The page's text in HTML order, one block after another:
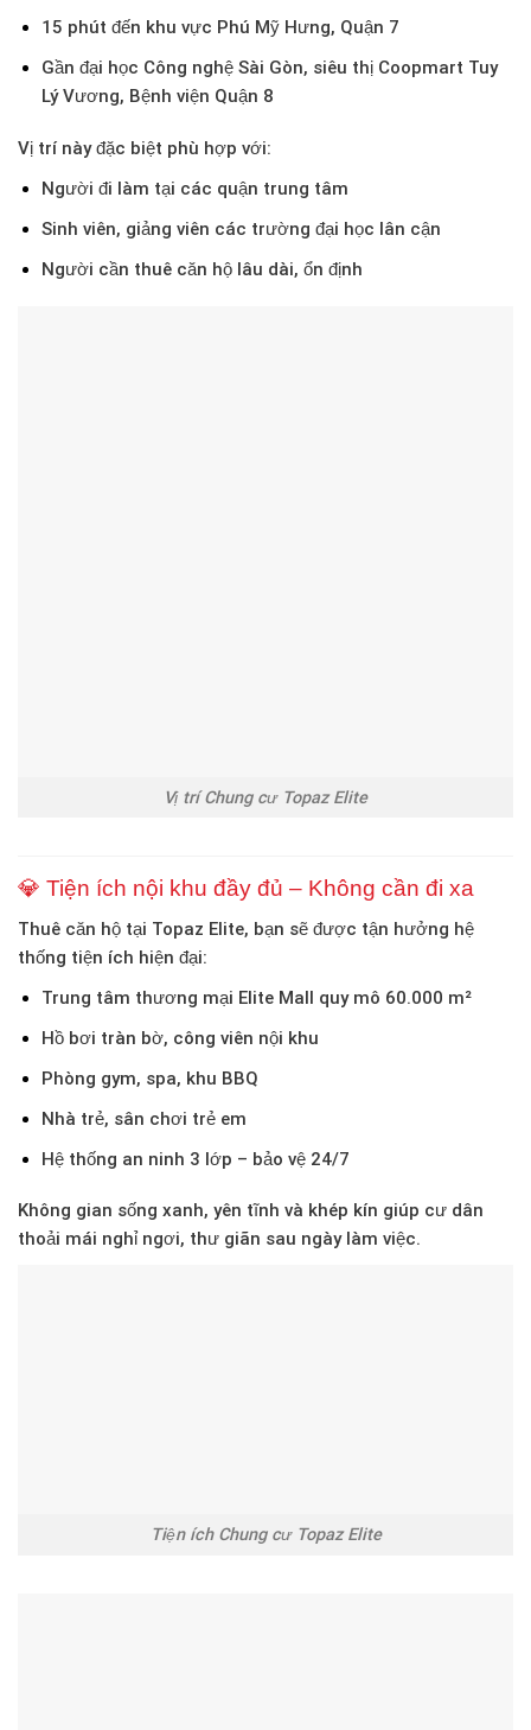
15 phút đến khu vực Phú Mỹ Hưng, Quận 7
Gần đại học Công nghệ Sài Gòn, siêu thị Coopmart Tuy
Lý Vương, Bệnh viện Quận 8
Vị trí này đặc biệt phù hợp với:
Người đi làm tại các quận trung tâm
Sinh viên, giảng viên các trường đại học lân cận
Người cần thuê căn hộ lâu dài, ổn định
Vị trí Chung cư Topaz Elite
💎 Tiện ích nội khu đầy đủ – Không cần đi xa
Thuê căn hộ tại Topaz Elite, bạn sẽ được tận hưởng hệ
thống tiện ích hiện đại:
Trung tâm thương mại Elite Mall quy mô 60.000 m²
Hồ bơi tràn bờ, công viên nội khu
Phòng gym, spa, khu BBQ
Nhà trẻ, sân chơi trẻ em
Hệ thống an ninh 3 lớp – bảo vệ 24/7
Không gian sống xanh, yên tĩnh và khép kín giúp cư dân
thoải mái nghỉ ngơi, thư giãn sau ngày làm việc.
Tiện ích Chung cư Topaz Elite